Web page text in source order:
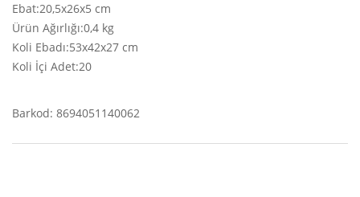
Ebat:20,5x26x5 cm
Ürün Ağırlığı:0,4 kg
Koli Ebadı:53x42x27 cm
Koli İçi Adet:20
Barkod: 8694051140062